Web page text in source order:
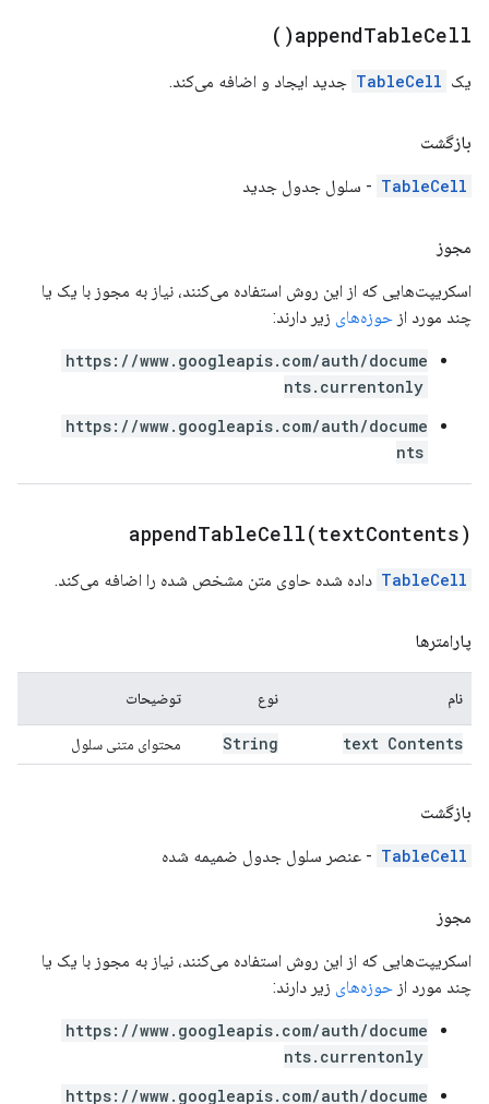
appendTableCell(
)
یک TableCell جدید ایجاد و اضافه می‌کند.
بازگشت
TableCell - سلول جدول جدید
مجوز
اسکریپت‌هایی که از این روش استفاده می‌کنند، نیاز به مجوز با یک یا
چند مورد از حوزه‌های زیر دارند:
https://www.googleapis.com/auth/docume
nts.currentonly
https://www.googleapis.com/auth/docume
nts
appendTableCell(textContents)
TableCell داده شده حاوی متن مشخص شده را اضافه می‌کند.
پارامترها
نام نوع توضیحات
text Contents
String محتوای متنی سلول
بازگشت
TableCell - عنصر سلول جدول ضمیمه شده
مجوز
اسکریپت‌هایی که از این روش استفاده می‌کنند، نیاز به مجوز با یک یا
چند مورد از حوزه‌های زیر دارند:
https://www.googleapis.com/auth/docume
nts.currentonly
https://www.googleapis.com/auth/docume